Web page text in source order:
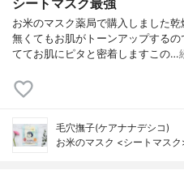
お米のマスク薬局で購入しました
無くてもお肌がトーンアップする
ててお肌にピタと密着しますこの…
毛穴撫子(ケアナナデシコ)
お米のマスク <シートマスク